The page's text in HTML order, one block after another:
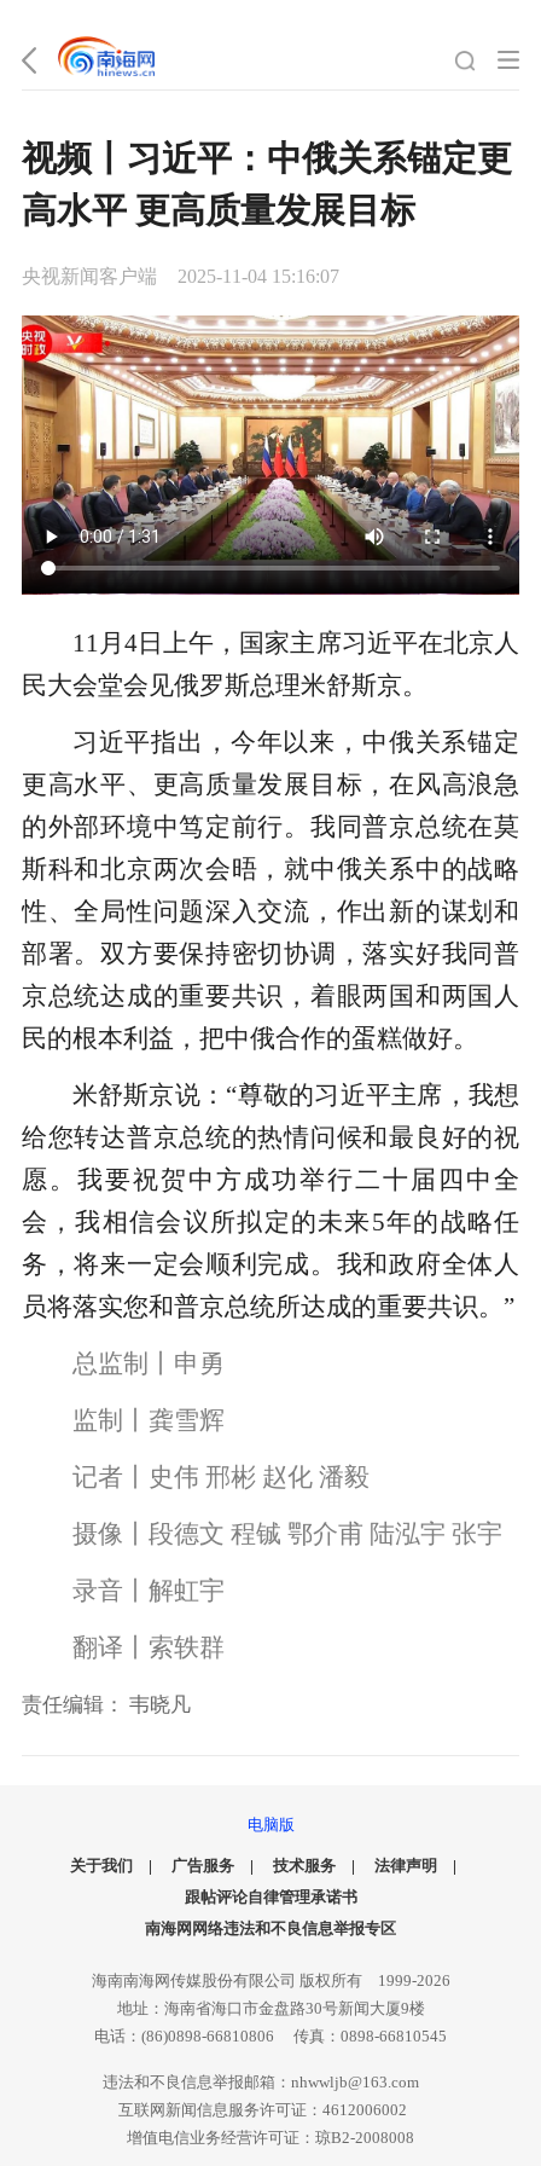
视频丨习近平：中俄关系锚定更
高水平 更高质量发展目标
央视新闻客户端 2025-11-04 15:16:07
11月4日上午，国家主席习近平在北京人
民大会堂会见俄罗斯总理米舒斯京。
习近平指出，今年以来，中俄关系锚定
更高水平、更高质量发展目标，在风高浪急
的外部环境中笃定前行。我同普京总统在莫
斯科和北京两次会晤，就中俄关系中的战略
性、全局性问题深入交流，作出新的谋划和
部署。双方要保持密切协调，落实好我同普
京总统达成的重要共识，着眼两国和两国人
民的根本利益，把中俄合作的蛋糕做好。
米舒斯京说：“尊敬的习近平主席，我想
给您转达普京总统的热情问候和最良好的祝
愿。我要祝贺中方成功举行二十届四中全
会，我相信会议所拟定的未来5年的战略任
务，将来一定会顺利完成。我和政府全体人
员将落实您和普京总统所达成的重要共识。”
总监制丨申勇
监制丨龚雪辉
记者丨史伟 邢彬 赵化 潘毅
摄像丨段德文 程铖 鄂介甫 陆泓宇 张宇
录音丨解虹宇
翻译丨索轶群
责任编辑： 韦晓凡
电脑版
关于我们 | 广告服务| 技术服务| 法律声明 |
跟帖评论自律管理承诺书
南海网网络违法和不良信息举报专区
海南南海网传媒股份有限公司 版权所有 1999-2026
地址：海南省海口市金盘路30号新闻大厦9楼
电话：(86)0898-66810806 传真：0898-66810545
违法和不良信息举报邮箱：nhwwljb@163.com
互联网新闻信息服务许可证：4612006002
增值电信业务经营许可证：琼B2-2008008